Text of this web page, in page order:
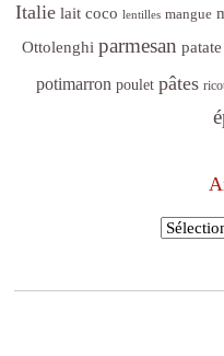
Italie lait coco lentilles mangue
Ottolenghi parmesan
potimarron poulet pâtes
Archives